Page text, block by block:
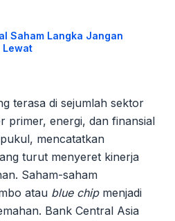
Saham Langka Jangan
Lewat
terasa di sejumlah sektor
primer, energi, dan finansial
mencatatkan
turut menyeret kinerja
Saham-saham
atau blue chipmenjadi
Bank Central Asia